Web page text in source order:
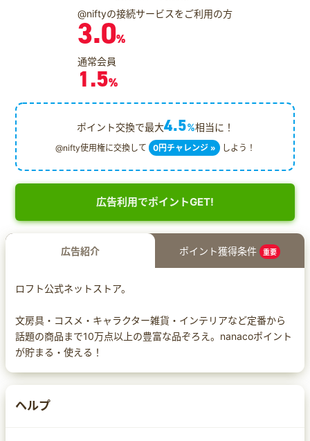
@niftyの接続サービスをご利用の方
3.0%
通常会員
1.5%
ポイント交換で最大4.5%相当に！
@nifty使用権に交換して 0円チャレンジ » しよう！
広告利用でポイントGET!
広告紹介 ポイント獲得条件 重要
ロフト公式ネットストア。
文房具・コスメ・キャラクター雑貨・インテリアなど定番から
話題の商品まで10万点以上の豊富な品ぞろえ。nanacoポイント
が貯まる・使える！
ヘルプ